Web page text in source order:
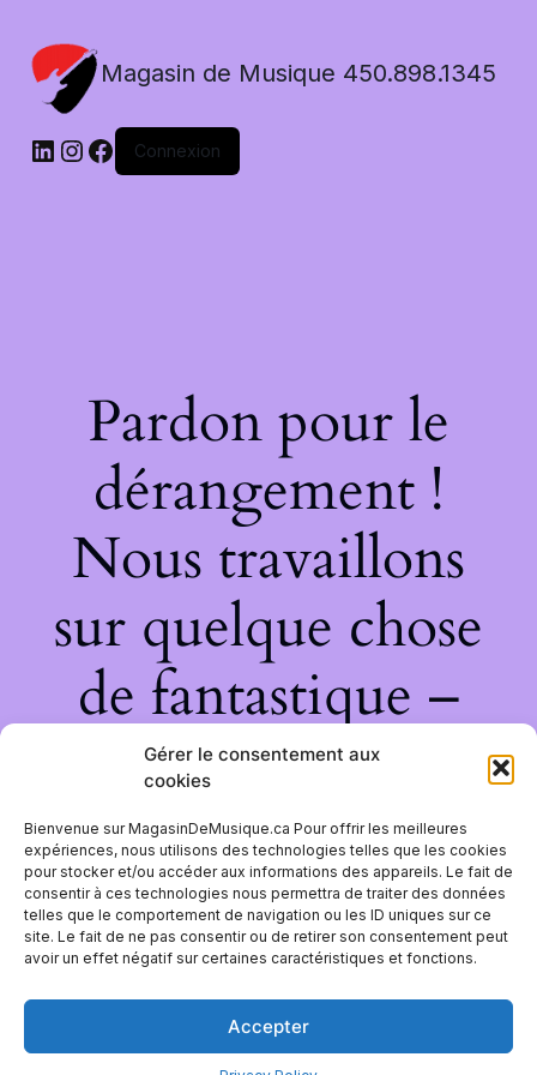
Gérer le consentement aux
cookies
Bienvenue sur MagasinDeMusique.ca Pour offrir les meilleures
expériences, nous utilisons des technologies telles que les cookies
pour stocker et/ou accéder aux informations des appareils. Le fait de
consentir à ces technologies nous permettra de traiter des données
telles que le comportement de navigation ou les ID uniques sur ce
site. Le fait de ne pas consentir ou de retirer son consentement peut
avoir un effet négatif sur certaines caractéristiques et fonctions.
Accepter
Magasin de Musique 450.898.1345
LinkedIn
Instagram
Facebook
Connexion
Pardon pour le
dérangement !
Nous travaillons
sur quelque chose
de fantastique –
revenez bientôt !